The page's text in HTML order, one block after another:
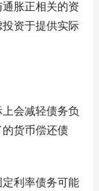
胀正相关的资
资于提供实际
会减轻债务负
货币偿还债
利率债务可能